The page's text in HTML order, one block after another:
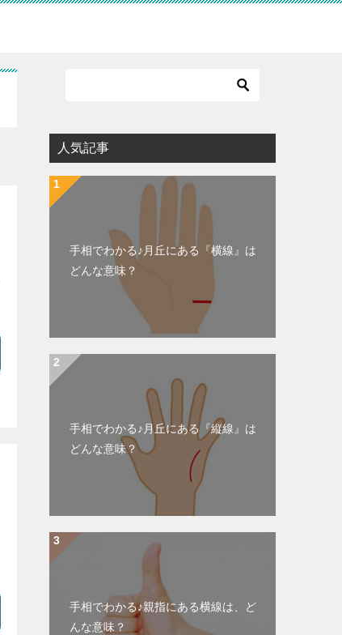
人気記事
手相でわかる♪月丘にある『横線』は
どんな意味？
手相でわかる♪月丘にある『縦線』は
どんな意味？
手相でわかる♪親指にある横線は、ど
んな意味？